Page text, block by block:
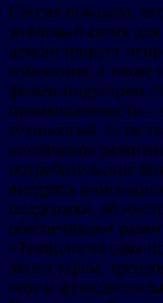
Сессия показала,
значимый актив
демонстрирует
изменения, а также
фешен-индустрии
промышленности –
технологий.
устойчивое
потребительские
внедрять
поддержки, об
обеспечивают
«Технология сама
аксессуаром,
себе и